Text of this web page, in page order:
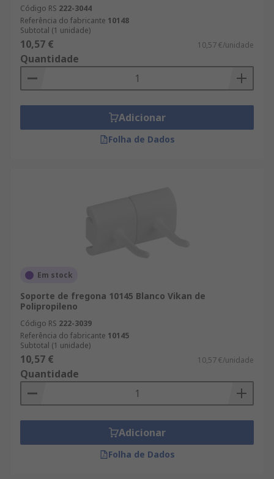
Código RS 222-3044
Referência do fabricante 10148
Subtotal (1 unidade)
10,57 € 10,57 €/unidade
Quantidade
Adicionar
Folha de Dados
Em stock
Soporte de fregona 10145 Blanco Vikan de
Polipropileno
Código RS 222-3039
Referência do fabricante 10145
Subtotal (1 unidade)
10,57 € 10,57 €/unidade
Quantidade
Adicionar
Folha de Dados